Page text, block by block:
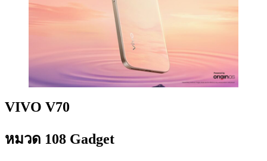
VIVO V70
หมวด 108 Gadget